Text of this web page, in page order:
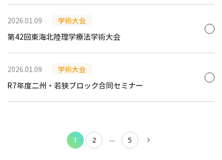
2026.01.09 学術大会
第42回東海北陸理学療法学術大会
2026.01.09 学術大会
R7年度二州・若狭ブロック合同セミナー
1 2 … 5